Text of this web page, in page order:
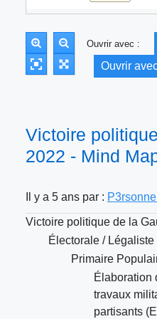
Ouvrir avec :
Ouvrir
Victoire
2022 - Mind
Il y a 5 ans par :
Victoire politique de la
Électorale / Légaliste
Primaire
Élaboration
travaux
partisants